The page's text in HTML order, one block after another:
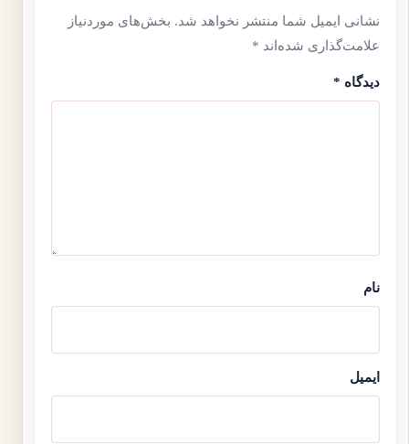
نشانی ایمیل شما منتشر نخواهد شد. بخش‌های موردنیاز
علامت‌گذاری شده‌اند *
دیدگاه *
نام
ایمیل